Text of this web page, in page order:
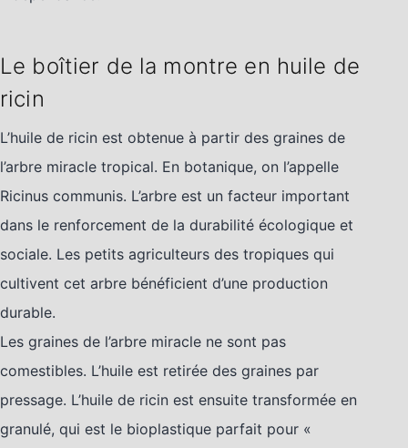
Le boîtier de la montre en huile de
ricin
L’huile de ricin est obtenue à partir des graines de
l’arbre miracle tropical. En botanique, on l’appelle
Ricinus communis. L’arbre est un facteur important
dans le renforcement de la durabilité écologique et
sociale. Les petits agriculteurs des tropiques qui
cultivent cet arbre bénéficient d’une production
durable.
Les graines de l’arbre miracle ne sont pas
comestibles. L’huile est retirée des graines par
pressage. L’huile de ricin est ensuite transformée en
granulé, qui est le bioplastique parfait pour «